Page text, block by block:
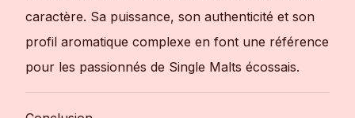
caractère. Sa puissance, son authenticité et son
profil aromatique complexe en font une référence
pour les passionnés de Single Malts écossais.